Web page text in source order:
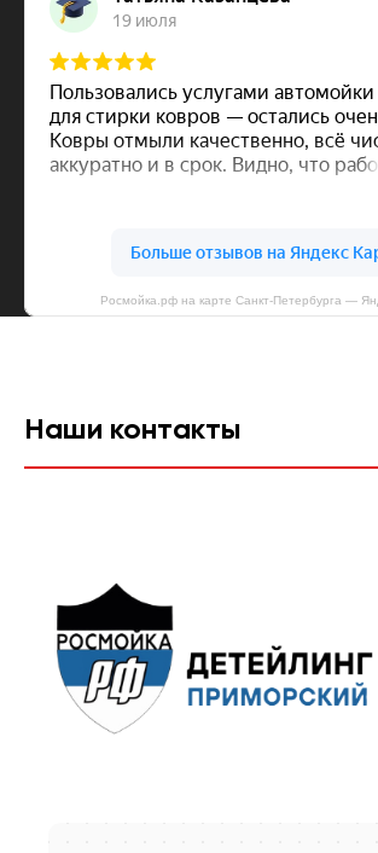
Росмойка.рф на карте Санкт‑Петербурга —
Наши контакты